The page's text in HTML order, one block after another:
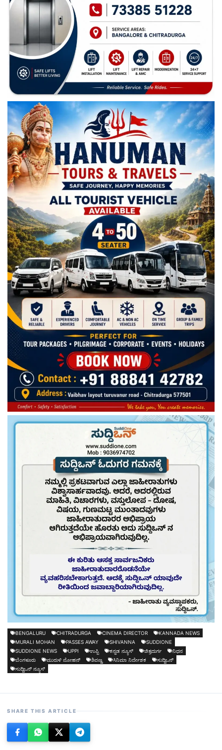
BENGALURU CHITRADURGA CINEMA DIRECTOR
KANNADA NEWS
MURALI MOHAN
PASSES AWAY SHIVANNA
SUDDIONE
SUDDIONE NEWS
UPPI ಉಪ್ಪಿ ಕನ್ನಡ ನ್ಯೂಸ್ ಚಿತ್ರದುರ್ಗ
ನಿಧನ
ಬೆಂಗಳೂರು
ಮುರುಳಿ ಮೋಹನ್ ಶಿವಣ್ಣ ಸಿನಿಮಾ ನಿರ್ದೇಶಕ
ಸುದ್ದಿಒನ್
ಸುದ್ದಿಒನ್ ನ್ಯೂಸ್
SHARE THIS ARTICLE